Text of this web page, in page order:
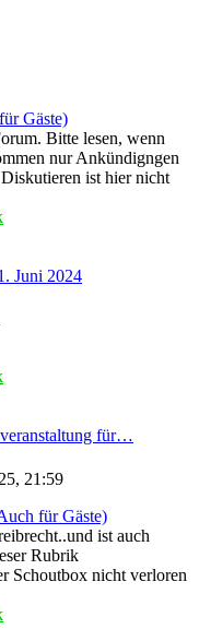
Gäste)
Bitte lesen, wenn
nur Ankündigngen
ist hier nicht
Juni 2024
für…
21:59
für Gäste)
ist auch
Rubrik
Schoutbox nicht verloren